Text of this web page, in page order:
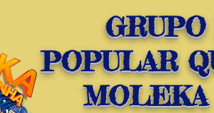
POPULAR
MOLEKA